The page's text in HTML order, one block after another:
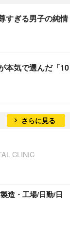
すぎる男子の純情
本気で選んだ「10
さらに見る
CLINIC
造・工場/日勤/日